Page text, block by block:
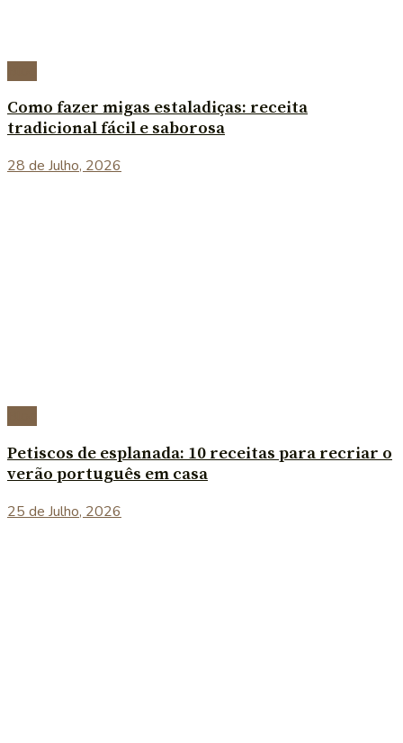
Como fazer migas estaladiças: receita
tradicional fácil e saborosa
28 de Julho, 2026
Petiscos de esplanada: 10 receitas para recriar o
verão português em casa
25 de Julho, 2026